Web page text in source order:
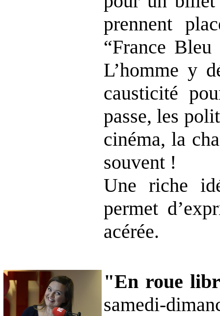
prennent
“France
L’homme y
causticité
passe, les
cinéma, la
souvent !
Une riche
permet
acérée.
"En roue
samedi-